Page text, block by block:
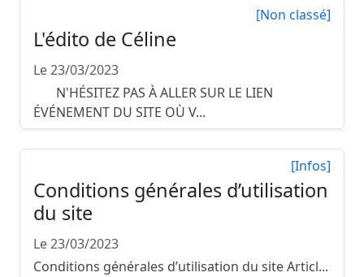
[Non classé]
L'édito de Céline
Le 23/03/2023
N'HÉSITEZ PAS À ALLER SUR LE LIEN
ÉVÉNEMENT DU SITE OÙ V...
[Infos]
Conditions générales d’utilisation
du site
Le 23/03/2023
Conditions générales d’utilisation du site Articl...